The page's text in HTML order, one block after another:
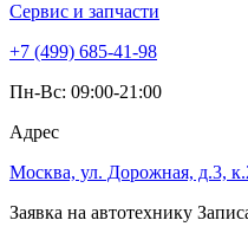
Сервис и запчасти
+7 (499) 685-41-98
Пн-Вс: 09:00-21:00
Адрес
Москва, ул. Дорожная, д.3,
Заявка на автотехнику